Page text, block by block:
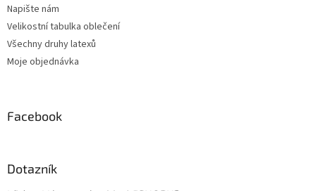
Napište nám
Velikostní tabulka oblečení
Všechny druhy latexů
Moje objednávka
Facebook
Dotazník